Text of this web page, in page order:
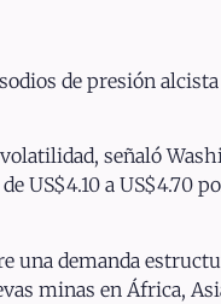
de presión
señaló
US$4.10 a US$4.70
una demanda
minas en África,